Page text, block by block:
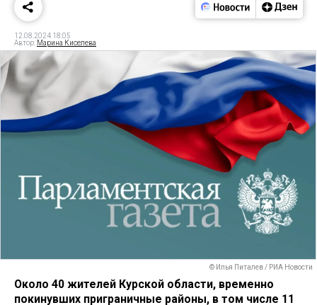
12.08.2024 18:05
Автор: Марина Киселева
© Илья Питалев / РИА Новости
Около 40 жителей Курской области, временно
покинувших приграничные районы, в том числе 11